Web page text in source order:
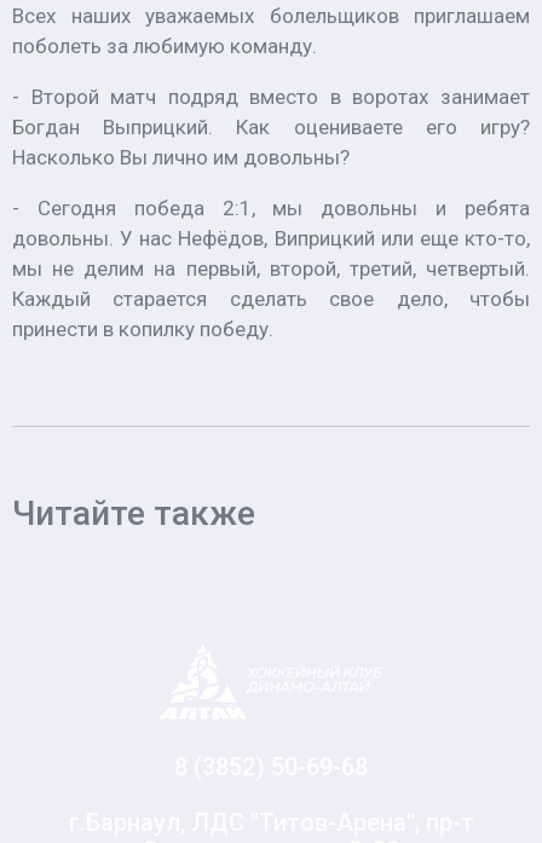
Всех наших уважаемых болельщиков приглашаем
поболеть за любимую команду.
- Второй матч подряд вместо в воротах занимает
Богдан Выприцкий. Как оцениваете его игру?
Насколько Вы лично им довольны?
- Сегодня победа 2:1, мы довольны и ребята
довольны. У нас Нефёдов, Виприцкий или еще кто-то,
мы не делим на первый, второй, третий, четвертый.
Каждый старается сделать свое дело, чтобы
принести в копилку победу.
Читайте также